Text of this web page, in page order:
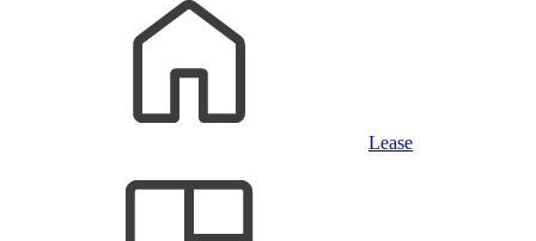
Lease